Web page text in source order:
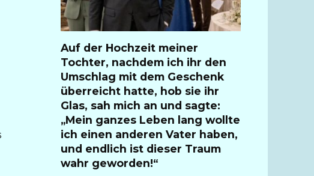
Auf der Hochzeit meiner
Tochter, nachdem ich ihr den
Umschlag mit dem Geschenk
überreicht hatte, hob sie ihr
Glas, sah mich an und sagte:
„Mein ganzes Leben lang wollte
ich einen anderen Vater haben,
und endlich ist dieser Traum
wahr geworden!“